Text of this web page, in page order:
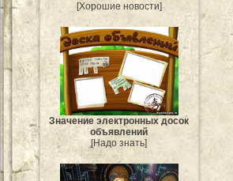
[Хорошие новости]
Значение электронных досок
объявлений
[Надо знать]